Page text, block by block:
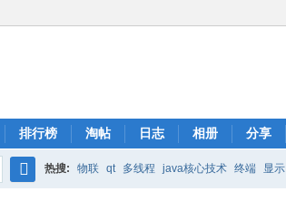
排行榜 淘帖 日志 相册 分享
热搜: 物联 qt 多线程 java核心技术 终端 显示